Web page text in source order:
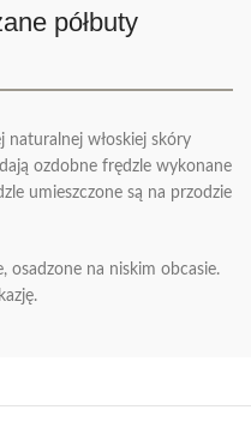
półbuty
naturalnej włoskiej skóry
ozdobne frędzle wykonane
umieszczone są na przodzie
osadzone na niskim obcasie.